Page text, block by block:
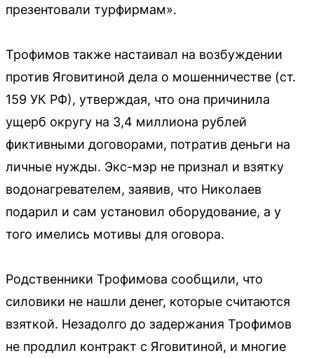
презентовали турфирмам».
Трофимов также настаивал на возбуждении
против Яговитиной дела о мошенничестве (ст.
159 УК РФ), утверждая, что она причинила
ущерб округу на 3,4 миллиона рублей
фиктивными договорами, потратив деньги на
личные нужды. Экс-мэр не признал и взятку
водонагревателем, заявив, что Николаев
подарил и сам установил оборудование, а у
того имелись мотивы для оговора.
Родственники Трофимова сообщили, что
силовики не нашли денег, которые считаются
взяткой. Незадолго до задержания Трофимов
не продлил контракт с Яговитиной, и многие